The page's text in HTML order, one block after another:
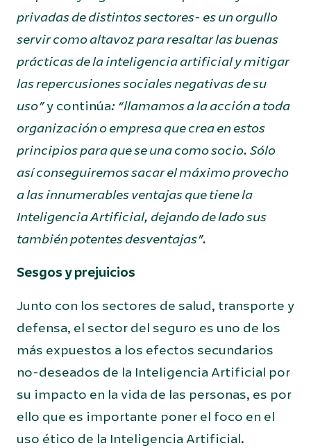
privadas de distintos sectores- es un orgullo
servir como altavoz para resaltar las buenas
prácticas de la inteligencia artificial y mitigar
las repercusiones sociales negativas de su
uso”y continúa: “llamamos a la acción a toda
organización o empresa que crea en estos
principios para que se una como socio. Sólo
así conseguiremos sacar el máximo provecho
a las innumerables ventajas que tiene la
Inteligencia Artificial, dejando de lado sus
también potentes desventajas”.
Sesgos y prejuicios
Junto con los sectores de salud, transporte y
defensa, el sector del seguro es uno de los
más expuestos a los efectos secundarios
no-deseados de la Inteligencia Artificial por
su impacto en la vida de las personas, es por
ello que es importante poner el foco en el
uso ético de la Inteligencia Artificial.